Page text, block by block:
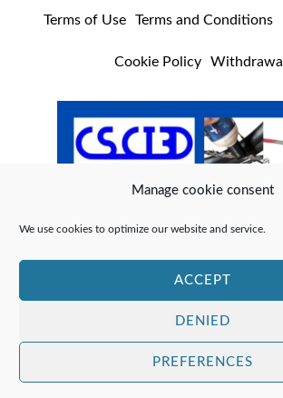
Manage cookie consent
We use cookies to optimize our website and service.
ACCEPT
DENIED
PREFERENCES
Terms of Use Terms and Conditions
Cookie Policy Withdrawal